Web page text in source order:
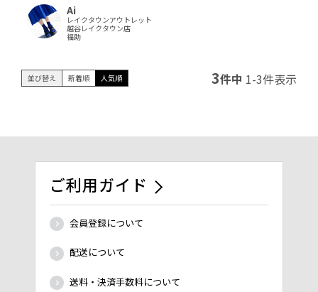
Ai
レイクタウンアウトレット
越谷レイクタウン店
福助
並び替え 新着順 人気順 3件中 1-3件表示
ご利用ガイド
会員登録について
配送について
送料・決済手数料について